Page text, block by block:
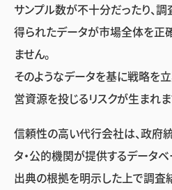
サンプル数が不十分だったり、
得られたデータが市場全体を正
ません。
そのようなデータを基に戦略を
営資源を投じるリスクが生まれま
信頼性の高い代行会社は、政府
タ・公的機関が提供するデータ
出典の根拠を明示した上で調査